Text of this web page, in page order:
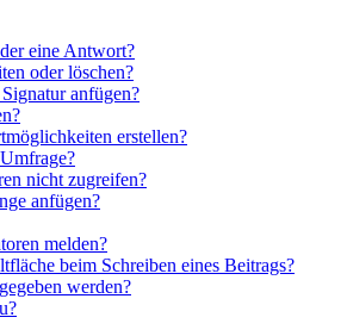
eine Antwort?
oder löschen?
anfügen?
erstellen?
nicht zugreifen?
anfügen?
melden?
beim Schreiben eines Beitrags?
werden?